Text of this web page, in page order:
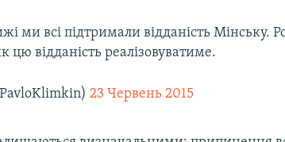
ми всі підтримали відданість Мінську.
цю відданість реалізовуватиме.
23 Червень 2015